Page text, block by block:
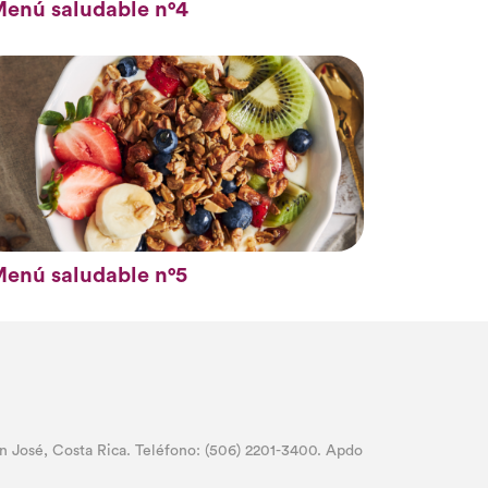
saludable n°4
saludable n°5
Costa Rica. Teléfono: (506) 2201-3400. Apdo